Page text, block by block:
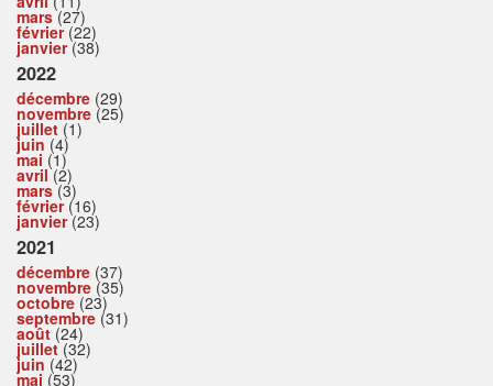
mars(27)
février(22)
janvier(38)
2022
décembre (29)
novembre (25)
juillet (1)
juin (4)
mai (1)
avril(2)
mars(3)
février(16)
janvier(23)
2021
décembre (37)
novembre (35)
octobre (23)
septembre (31)
août (24)
juillet(32)
juin (42)
mai (53)